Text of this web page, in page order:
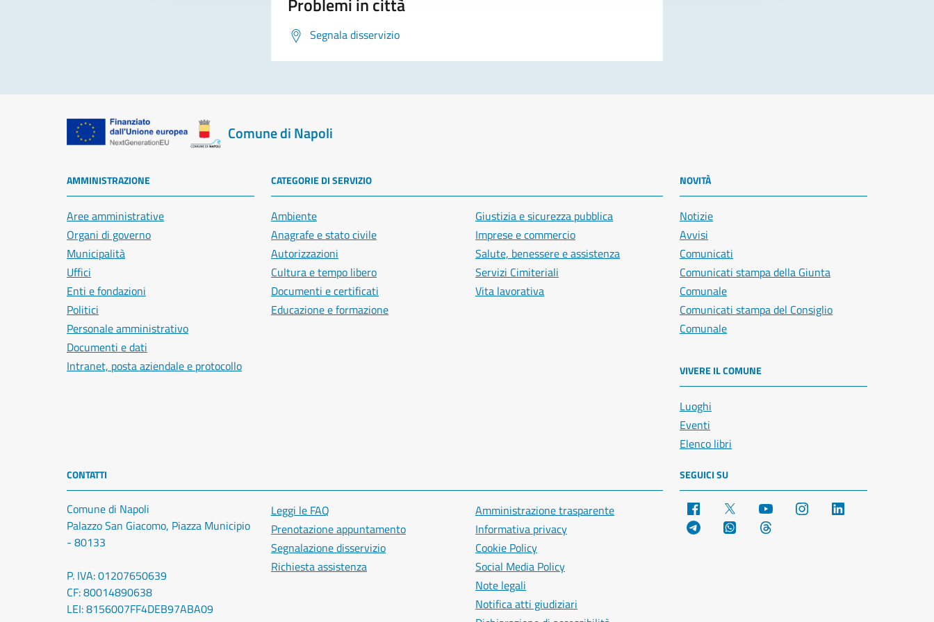
Segnala disservizio
Comune di Napoli
AMMINISTRAZIONE
Aree amministrative
Organi di governo
Municipalità
Uffici
Enti e fondazioni
Politici
Personale amministrativo
Documenti e dati
Intranet, posta aziendale e protocollo
CATEGORIE DI SERVIZIO
Ambiente
Anagrafe e stato civile
Autorizzazioni
Cultura e tempo libero
Documenti e certificati
Educazione e formazione
Giustizia e sicurezza pubblica
Imprese e commercio
Salute, benessere e assistenza
Servizi Cimiteriali
Vita lavorativa
NOVITÀ
Notizie
Avvisi
Comunicati
Comunicati stampa della Giunta
Comunale
Comunicati stampa del Consiglio
Comunale
VIVERE IL COMUNE
Luoghi
Eventi
Elenco libri
CONTATTI
Comune di Napoli
Palazzo San Giacomo, Piazza Municipio
- 80133
P. IVA: 01207650639
CF: 80014890638
LEI: 8156007FF4DEB97ABA09
Leggi le FAQ
Prenotazione appuntamento
Segnalazione disservizio
Richiesta assistenza
Amministrazione trasparente
Informativa privacy
Cookie Policy
Social Media Policy
Note legali
Notifica atti giudiziari
SEGUICI SU
Facebook YouTube Instagram
Telegram WhatsApp